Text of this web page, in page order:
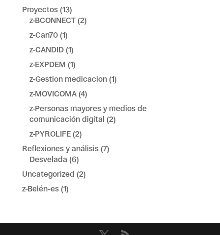
Proyectos(13)
z-BCONNECT(2)
z-Can70(1)
z-CANDID(1)
z-EXPDEM (1)
z-Gestion medicacion(1)
z-MOVICOMA(4)
z-Personas mayores y medios de
comunicación digital (2)
z-PYROLIFE(2)
Reflexiones y análisis(7)
Desvelada (6)
Uncategorized (2)
z-Belén-es(1)